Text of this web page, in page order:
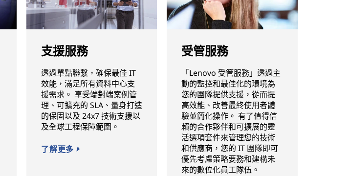
支援服務
透過單點聯繫，確保最佳 IT
效能，滿足所有資料中心支
援需求。 享受端對端案例管
理、可擴充的 SLA、量身打造
的保固以及 24x7 技術支援以
及全球工程保障範圍。
了解更多
受管服務
「Lenovo 受管服務」透過主
動的監控和最佳化的環境為
您的團隊提供支援，從而提
高效能、改善最終使用者體
驗並簡化操作。 有了值得信
賴的合作夥伴和可擴展的靈
活選項套件來管理您的技術
和供應商，您的 IT 團隊即可
優先考慮策略要務和建構未
來的數位化員工隊伍。